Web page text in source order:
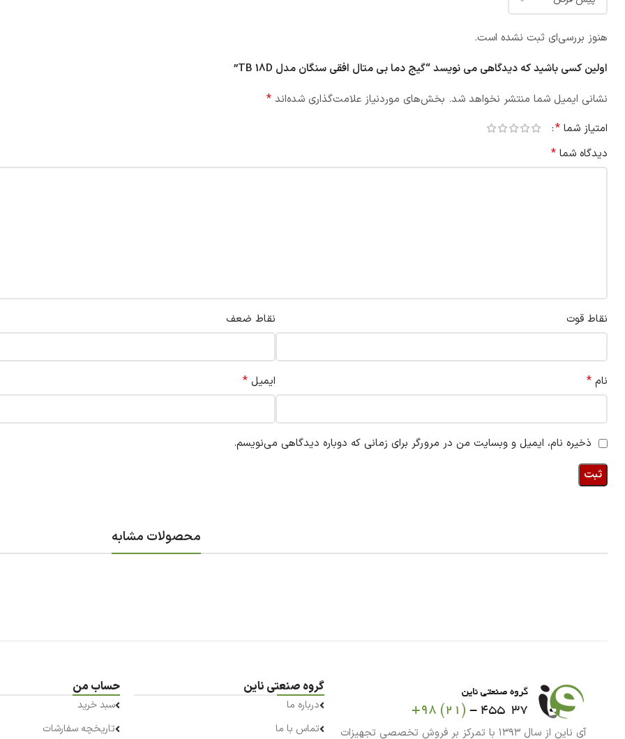
هنوز بررسی‌ای ثبت نشده است.
اولین کسی باشید که دیدگاهی می نویسد “گیج دما بی متال افقی سنگان مدل TB 18D”
نشانی ایمیل شما منتشر نخواهد شد. بخش‌های موردنیاز علامت‌گذاری شده‌اند *
امتیاز شما *
دیدگاه شما *
نقاط قوت نقاط ضعف
نام * ایمیل *
ذخیره نام، ایمیل و وبسایت من در مرورگر برای زمانی که دوباره دیدگاهی می‌نویسم.
محصولات مشابه
آی ناین از سال ۱۳۹۳ با تمرکز بر فروش تخصصی تجهیزات
گروه صنعتی ناین
درباره ما
تماس با ما
حساب من
سبد خرید
تاریخچه سفارشات